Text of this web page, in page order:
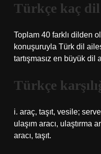
Türkçe kaç
Toplam 40 farklı dilden
konuşuruyla Türk dil
tartışmasız en büyük dil
Türkçe
i. araç, taşıt, vesile;
ulaşım aracı, ulaştırma
aracı, taşıt.